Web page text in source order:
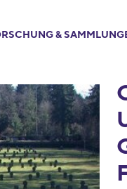
&